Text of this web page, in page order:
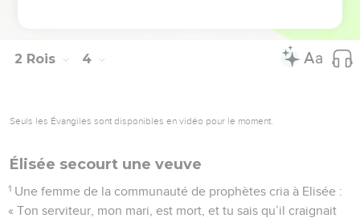
s'éloignèrent du roi de Moab et retournèrent dans leur pays.
2 Rois 4
Seuls les Évangiles sont disponibles en vidéo pour le moment.
Élisée secourt une veuve
1 Une femme de la communauté de prophètes cria à Elisée :
« Ton serviteur, mon mari, est mort, et tu sais qu’il craignait